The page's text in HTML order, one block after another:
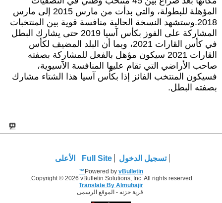
المؤهلة للبطولة، والتي بدأت من مارس 2015 إلى مارس
2018.وستشهد النسخة الحالية منافسة قوية بين المنتخبات
المشاركة على الفوز بكأس آسيا 2019 حتى يشارك البطل
في كأس القارات 2021، وبما أن البلد المضيف لكأس
القارات 2021 سيكون مؤهل بالفعل للمشاركة بصفته
صاحب الأراضي التي تقام عليها المنافسة الآسيوية،
فسيكون المنتخب الفائز إذا بكأس آسيا هذا الشتاء مشارك
بصفته البطل.
تسجيل الدخول Full Site الأعلى
Powered by vBulletin™
Copyright © 2026 vBulletin Solutions, Inc. All rights reserved.
Translate By Almuhajir
قرية حزنه - الموقع الرسمى